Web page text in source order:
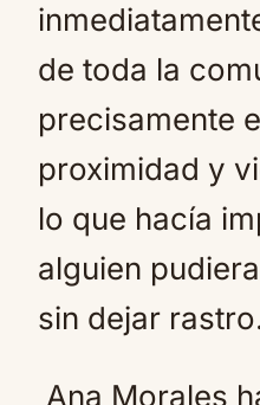
de toda la
precisamente
proximidad y
lo que hacía
alguien
sin dejar
Ana Morales